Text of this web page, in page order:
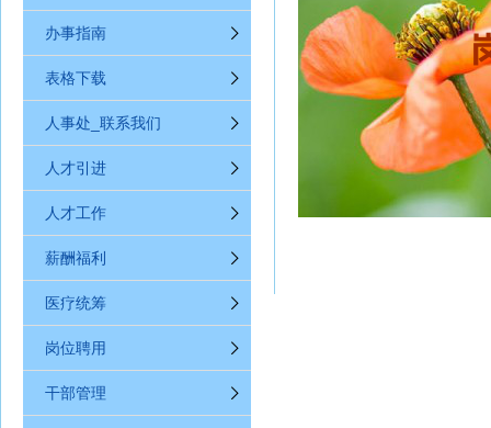
办事指南
表格下载
人事处_联系我们
人才引进
人才工作
薪酬福利
医疗统筹
岗位聘用
干部管理